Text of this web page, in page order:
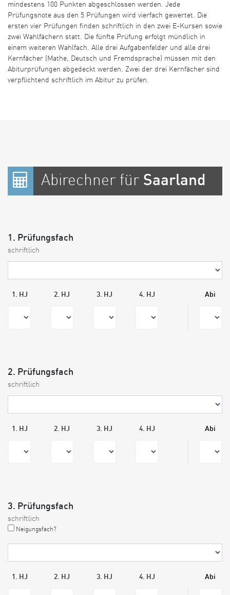
mindestens 100 Punkten abgeschlossen werden. Jede
Prüfungsnote aus den 5 Prüfungen wird vierfach gewertet. Die
ersten vier Prüfungen finden schriftlich in den zwei E-Kursen sowie
zwei Wahlfächern statt. Die fünfte Prüfung erfolgt mündlich in
einem weiteren Wahlfach. Alle drei Aufgabenfelder und alle drei
Kernfächer (Mathe, Deutsch und Fremdsprache) müssen mit den
Abiturprüfungen abgedeckt werden. Zwei der drei Kernfächer sind
verpflichtend schriftlich im Abitur zu prüfen.
Abirechner für Saarland
1. Prüfungsfach
schriftlich
1. HJ 2. HJ 3. HJ 4. HJ Abi
2. Prüfungsfach
schriftlich
1. HJ 2. HJ 3. HJ 4. HJ Abi
3. Prüfungsfach
schriftlich
Neigungsfach?
1. HJ 2. HJ 3. HJ 4. HJ Abi